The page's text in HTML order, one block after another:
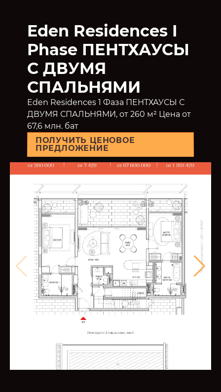
Eden Residences I
Phase ПЕНТХАУСЫ
С ДВУМЯ
СПАЛЬНЯМИ
Eden Residences 1 Фаза ПЕНТХАУСЫ С
ДВУМЯ СПАЛЬНЯМИ, от 260 м² Цена от
67,6 млн. бат
ПОЛУЧИТЬ ЦЕНОВОЕ
ПРЕДЛОЖЕНИЕ